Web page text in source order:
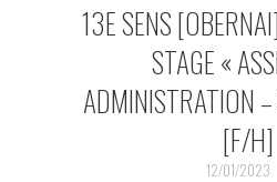
MUSIQUESACTUELLES.NET
GABBA GABBA HEY !
13E SENS
STAGE «
ADMINISTRATION
[F/H]
12/01/2023